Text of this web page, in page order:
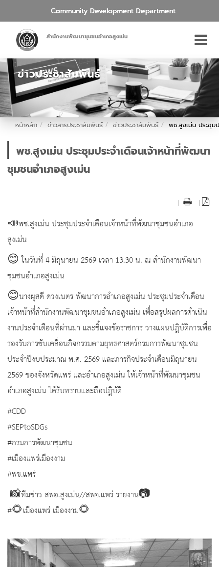
Community Development Department
สำนักงานพัฒนาชุมชนอำเภอสูงเม่น
ข่าวประชาสัมพันธ์
หน้าหลัก ข่าวสารประชาสัมพันธ์ ข่าวประชาสัมพันธ์ พช.สูงเม่น ประชุม
พช.สูงเม่น ประชุมประจำเดือนเจ้าหน้าที่พัฒนา
ชุมชนอำเภอสูงเม่น
| |
📣พช.สูงเม่น ประชุมประจำเดือนเจ้าหน้าที่พัฒนาชุมชนอำเภอ
สูงเม่น
😊 ในวันที่ 4 มิถุนายน 2569 เวลา 13.30 น. ณ สำนักงานพัฒนา
ชุมชนอำเภอสูงเม่น
😊นางผุสดี ดวงเนตร พัฒนาการอำเภอสูงเม่น ประชุมประจำเดือน
เจ้าหน้าที่สำนักงานพัฒนาชุมชนอำเภอสูงเม่น เพื่อสรุปผลการดำเนิน
งานประจำเดือนที่ผ่านมา และชี้แจงข้อราชการ วางแผนปฎิบัติการเพื่อ
รองรับการขับเคลื่อนกิจกรรมตามยุทธศาสตร์กรมการพัฒนาชุมชน
ประจำปีงบประมาณ พ.ศ. 2569 และภารกิจประจำเดือนมิถุนายน
2569 ของจังหวัดแพร่ และอำเภอสูงเม่น ให้เจ้าหน้าที่พัฒนาชุมชน
อำเภอสูงเม่น ได้รับทราบและถือปฎิบัติ
#CDD
#SEPtoSDGs
#กรมการพัฒนาชุมชน
#เมืองแพร่เมืองงาม
#พช.แพร่
📸ทีมข่าว สพอ.สูงเม่น//สพจ.แพร่ รายงาน📷
#🌻เมืองแพร่ เมืองงาม🌻